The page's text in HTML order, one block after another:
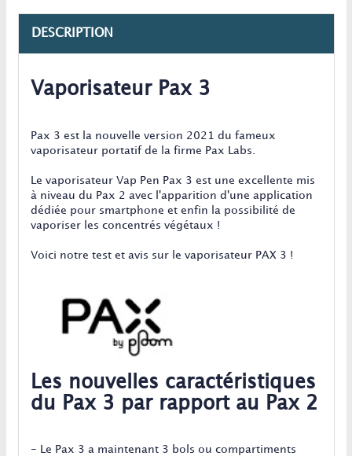
DESCRIPTION
Vaporisateur Pax 3
Pax 3 est la nouvelle version 2021 du fameux
vaporisateur portatif de la firme Pax Labs.
Le vaporisateur Vap Pen Pax 3 est une excellente mis
à niveau du Pax 2 avec l'apparition d'une application
dédiée pour smartphone et enfin la possibilité de
vaporiser les concentrés végétaux !
Voici notre test et avis sur le vaporisateur PAX 3 !
Les nouvelles caractéristiques
du Pax 3 par rapport au Pax 2
- Le Pax 3 a maintenant 3 bols ou compartiments